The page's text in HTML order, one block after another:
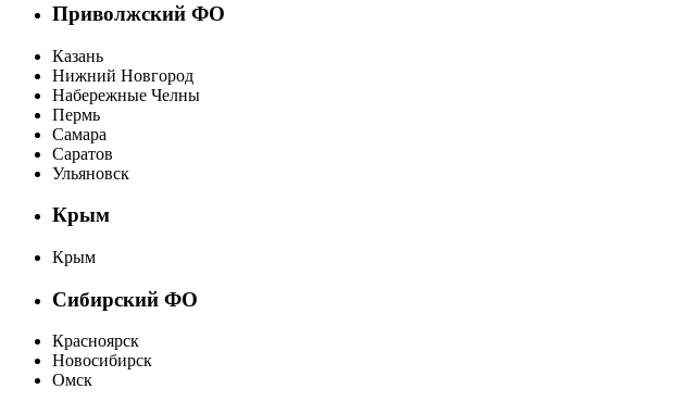
Приволжский ФО
Казань
Нижний Новгород
Набережные Челны
Пермь
Самара
Саратов
Ульяновск
Крым
Крым
Сибирский ФО
Красноярск
Новосибирск
Омск